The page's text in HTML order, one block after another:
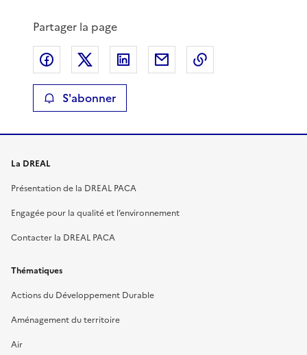
Partager la page
Partager sur Facebook
Partager sur XPartager sur LinkedIn
Partager par email
S'abonner
La DREAL
Présentation de la DREAL PACA
Engagée pour la qualité et l’environnement
Contacter la DREAL PACA
Thématiques
Actions du Développement Durable
Aménagement du territoire
Air